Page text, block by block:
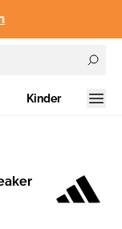
Kinder